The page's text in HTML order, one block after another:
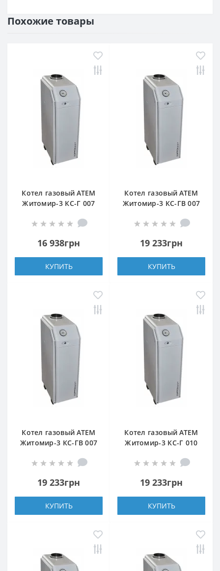
Похожие товары
Котел газовый АТЕМ
Житомир-3 КС-Г 007
16 938грн
КУПИТЬ
Котел газовый АТЕМ
Житомир-3 КС-ГВ 007
19 233грн
КУПИТЬ
Котел газовый АТЕМ
Житомир-3 КС-ГВ 007
19 233грн
КУПИТЬ
Котел газовый АТЕМ
Житомир-3 КС-Г 010
19 233грн
КУПИТЬ